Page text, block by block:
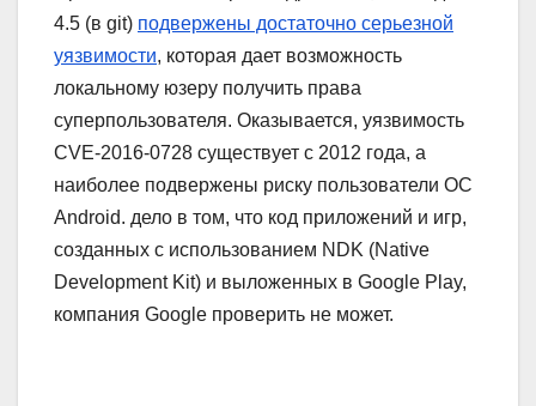
4.5 (в git) подвержены достаточно серьезной
уязвимости, которая дает возможность
локальному юзеру получить права
суперпользователя. Оказывается, уязвимость
CVE-2016-0728 существует с 2012 года, а
наиболее подвержены риску пользователи ОС
Android. дело в том, что код приложений и игр,
созданных с использованием NDK (Native
Development Kit) и выложенных в Google Play,
компания Google проверить не может.